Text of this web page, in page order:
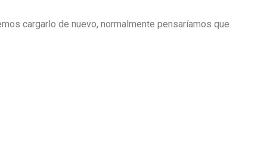
cargarlo de nuevo, normalmente pensaríamos que